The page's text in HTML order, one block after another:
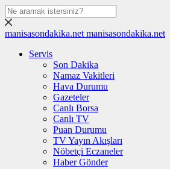
manisasondakika.net manisasondakika.net
Servis
Son Dakika
Namaz Vakitleri
Hava Durumu
Gazeteler
Canlı Borsa
Canlı TV
Puan Durumu
TV Yayın Akışları
Nöbetçi Eczaneler
Haber Gönder